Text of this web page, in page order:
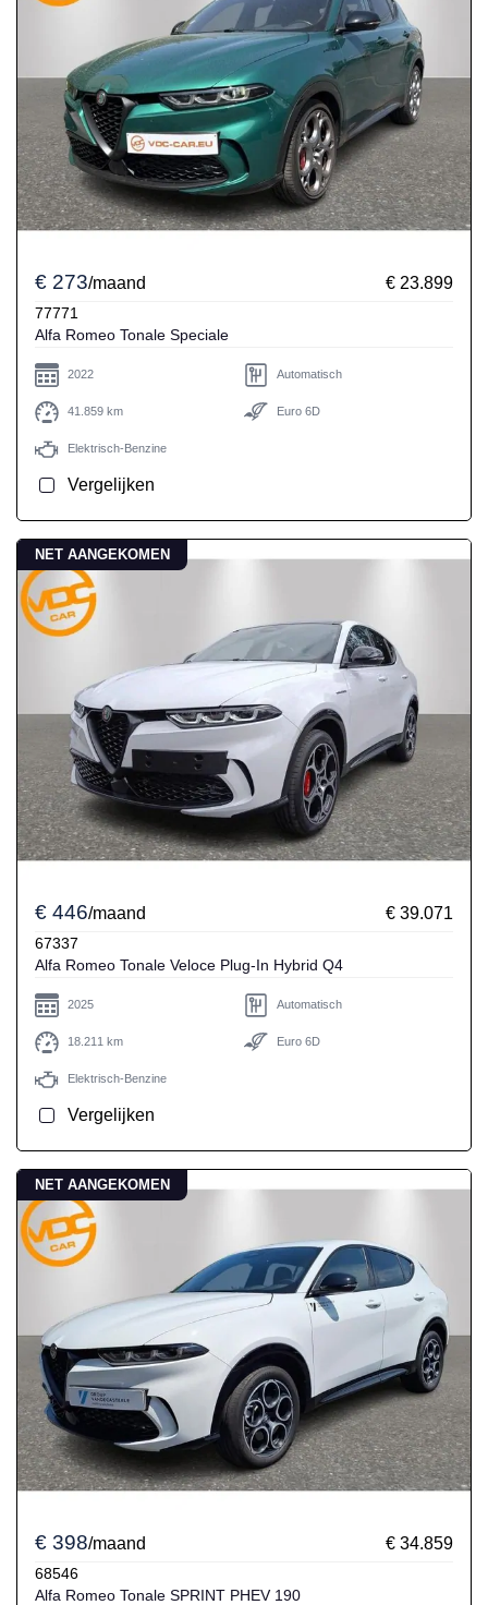
€ 273/maand € 23.899
77771
Alfa Romeo Tonale Speciale
2022 Automatisch
41.859 km Euro 6D
Elektrisch-Benzine
Vergelijken
NET AANGEKOMEN
€ 446/maand € 39.071
67337
Alfa Romeo Tonale Veloce Plug-In Hybrid Q4
2025 Automatisch
18.211 km Euro 6D
Elektrisch-Benzine
Vergelijken
NET AANGEKOMEN
€ 398/maand € 34.859
68546
Alfa Romeo Tonale SPRINT PHEV 190